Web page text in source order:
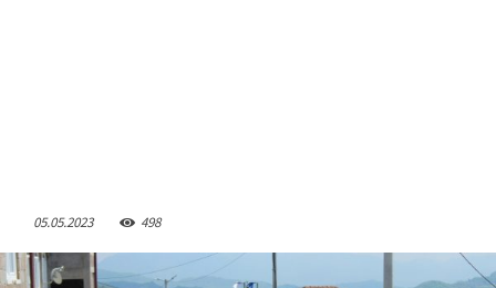
05.05.2023 498